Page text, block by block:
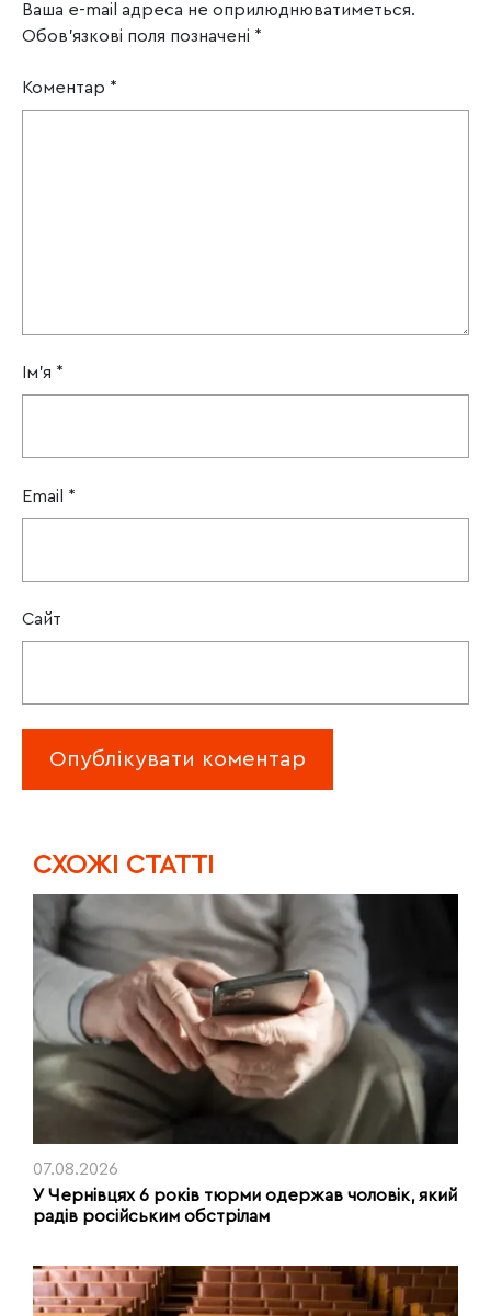
Ваша e-mail адреса не оприлюднюватиметься.
Обов’язкові поля позначені *
Коментар *
Ім'я *
Email *
Сайт
CХОЖІ СТАТТІ
07.08.2026
У Чернівцях 6 років тюрми одержав чоловік, який
радів російським обстрілам